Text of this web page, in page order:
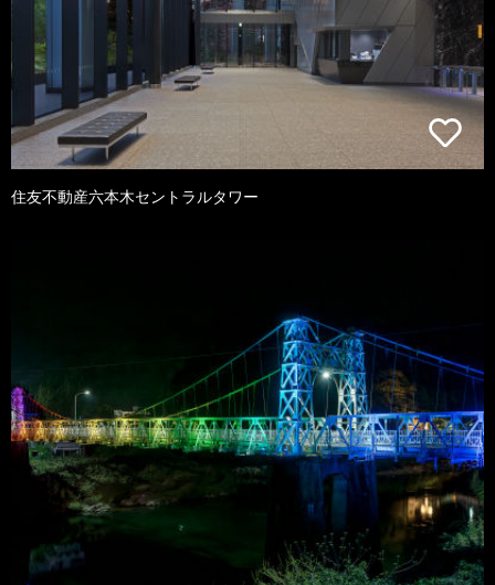
住友不動産六本木セントラルタワー